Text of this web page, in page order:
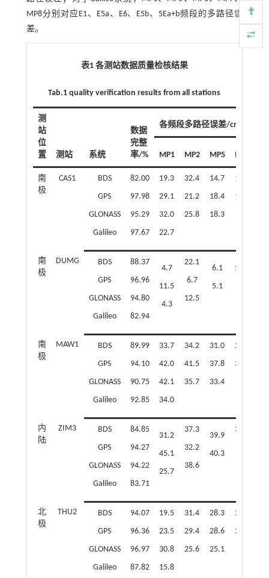
MP8分别对应E1、E5a、E6、E5b、5Ea+b频段的多路径误
差。
表1 各测站数据质量检核结果
Tab.1 quality verification results from all stations
测
站
位
置
测站 系统
数据
完整
率/%
各频段多路径误差/cm
MP1 MP2 MP5
南
极
CAS1
BDS
GPS
GLONASS
Galileo
82.00
97.98
95.29
97.67
19.3
29.1
32.0
22.7
32.4
21.2
25.8
14.7
18.4
18.3
14.7
19.6
南
极
DUMG
BDS
GPS
GLONASS
Galileo
88.37
96.96
94.80
82.94
4.7
11.5
4.3
22.1
6.7
12.5
6.1
5.1
5.0
南
极
MAW1
BDS
GPS
GLONASS
Galileo
89.99
94.10
90.75
92.85
33.7
42.0
42.1
34.0
34.2
41.5
35.7
31.0
37.8
33.4
25.5
37.8
内
陆
ZIM3
BDS
GPS
GLONASS
Galileo
84.85
94.27
94.22
83.71
31.2
45.1
25.7
37.3
32.2
38.6
39.9
40.3
38.0
北
极
THU2
BDS
GPS
GLONASS
Galileo
94.07
96.36
96.97
87.82
19.5
23.5
30.8
15.8
31.4
29.4
25.6
28.3
28.6
25.1
22.4
20.8